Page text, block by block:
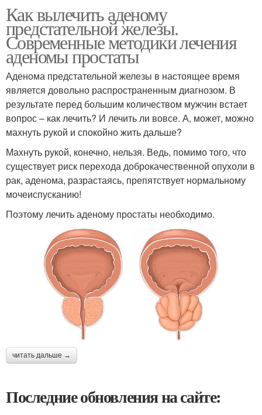
Как вылечить аденому
предстательной железы.
Современные методики лечения
аденомы простаты
Аденома предстательной железы в настоящее время
является довольно распространенным диагнозом. В
результате перед большим количеством мужчин встает
вопрос – как лечить? И лечить ли вовсе. А, может, можно
махнуть рукой и спокойно жить дальше?
Махнуть рукой, конечно, нельзя. Ведь, помимо того, что
существует риск перехода доброкачественной опухоли в
рак, аденома, разрастаясь, препятствует нормальному
мочеиспусканию!
Поэтому лечить аденому простаты необходимо.
читать дальше →
Последние обновления на сайте: